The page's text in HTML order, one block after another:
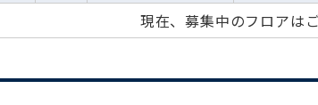
現在、募集中のフロアは